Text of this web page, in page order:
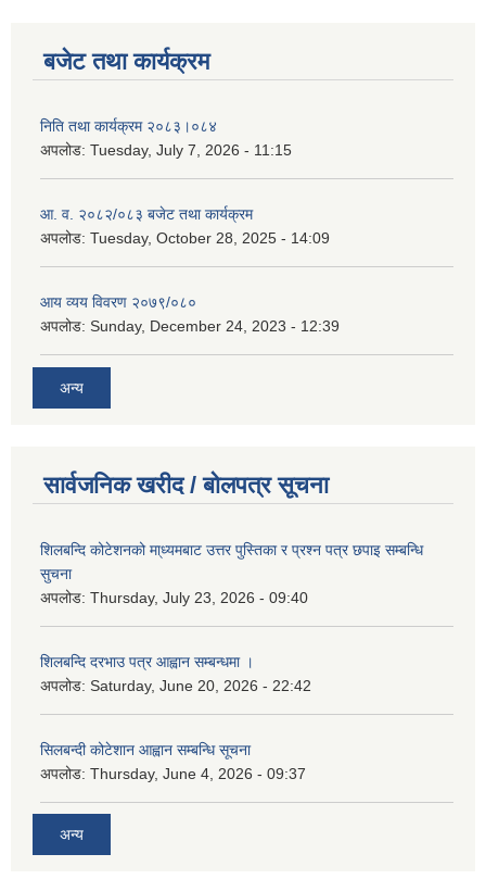
बजेट तथा कार्यक्रम
निति तथा कार्यक्रम २०८३।०८४
अपलोड: Tuesday, July 7, 2026 - 11:15
आ. व. २०८२/०८३ बजेट तथा कार्यक्रम
अपलोड: Tuesday, October 28, 2025 - 14:09
आय व्यय विवरण २०७९/०८०
अपलोड: Sunday, December 24, 2023 - 12:39
अन्य
सार्वजनिक खरीद / बोलपत्र सूचना
शिलबन्दि कोटेशनको मा्ध्यमबाट उत्तर पुस्तिका र प्रश्न पत्र छपाइ सम्बन्धि
सुचना
अपलोड: Thursday, July 23, 2026 - 09:40
शिलबन्दि दरभाउ पत्र आह्वान सम्बन्धमा ।
अपलोड: Saturday, June 20, 2026 - 22:42
सिलबन्दी कोटेशान आह्वान सम्बन्धि सूचना
अपलोड: Thursday, June 4, 2026 - 09:37
अन्य